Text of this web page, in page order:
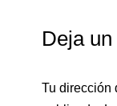
Deja
Tu dirección